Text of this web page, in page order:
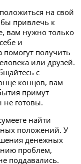
на свой
привлечь к
вам нужно только
и
помогут получить
или друзей.
с
концов, вам
примут
готовы.
найти
положений. У
денежных
проблем,
поддавались.